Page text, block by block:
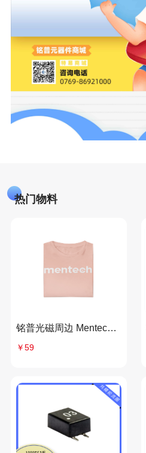
热门物料
铭普光磁周边 Mentech 文化衫（仅限自提）
￥59